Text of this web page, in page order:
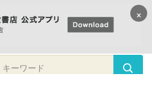
×